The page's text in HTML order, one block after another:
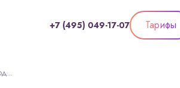
+7 (495) 049-17-07 Тарифы